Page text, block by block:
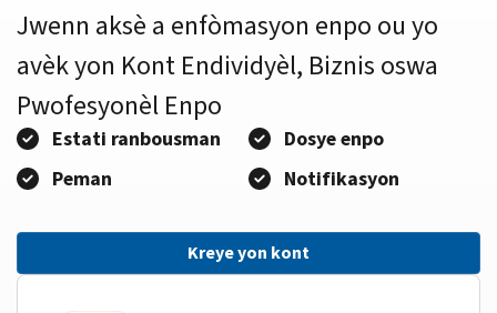
Jwenn aksè a enfòmasyon enpo ou yo
avèk yon Kont Endividyèl, Biznis oswa
Pwofesyonèl Enpo
Estati ranbousman
Dosye enpo
Peman
Notifikasyon
Kreye yon kont